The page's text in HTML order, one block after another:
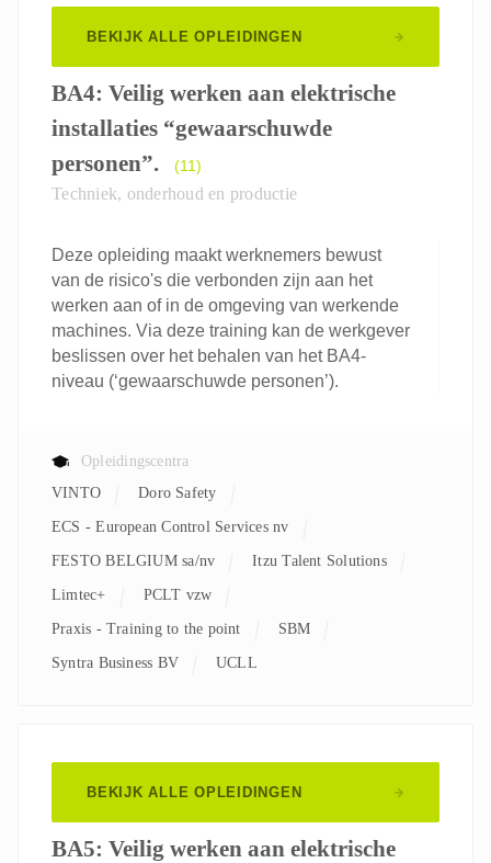
BEKIJK ALLE OPLEIDINGEN
BA4: Veilig werken aan elektrische
installaties “gewaarschuwde
personen”.
(11)
Techniek, onderhoud en productie
Deze opleiding maakt werknemers bewust
van de risico's die verbonden zijn aan het
werken aan of in de omgeving van werkende
machines. Via deze training kan de werkgever
beslissen over het behalen van het BA4-
niveau (‘gewaarschuwde personen’).
Opleidingscentra
VINTO
Doro Safety
ECS - European Control Services nv
FESTO BELGIUM sa/nv Itzu Talent Solutions
Limtec+ PCLT vzw
Praxis - Training to the point SBM
Syntra Business BV UCLL
BEKIJK ALLE OPLEIDINGEN
BA5: Veilig werken aan elektrische